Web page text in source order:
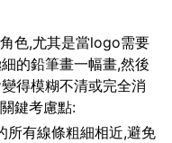
色,尤其是當logo需要
的鉛筆畫一幅畫,然後
得模糊不清或完全消
鍵考慮點:
有線條粗細相近,避免